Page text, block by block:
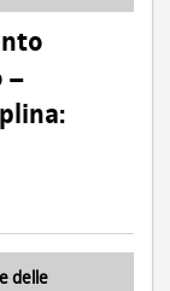
–
delle